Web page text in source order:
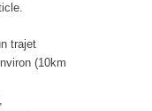
trajet
(10km